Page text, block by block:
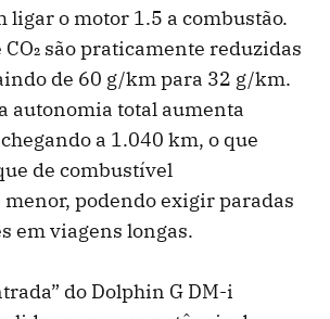
ligar o motor 1.5 a combustão.
CO₂ são praticamente reduzidas
de 60 g/km para 32 g/km.
autonomia total aumenta
a 1.040 km, o que
de combustível
podendo exigir paradas
em viagens longas.
do Dolphin G DM-i